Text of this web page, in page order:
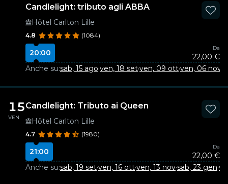
Candlelight: tributo agli ABBA
Hôtel Carlton Lille
4.8 (1084)
20:00
Da
22,00 €
Anche su:sab, 15 ago·ven, 18 set·ven, 09 ott·ven, 06 nov
15
VEN
Candlelight: Tributo ai Queen
Hôtel Carlton Lille
4.7 (1980)
21:00
Da
22,00 €
Anche su:sab, 19 set·ven, 16 ott·ven, 13 nov·sab, 23 gen·